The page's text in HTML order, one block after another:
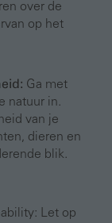
over de
op het
Ga met
natuur in.
van je
dieren en
blik.
Let op